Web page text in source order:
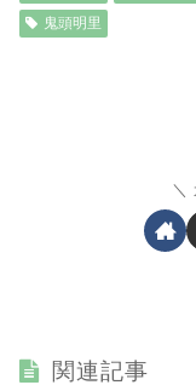
鬼頭明里
関連記事